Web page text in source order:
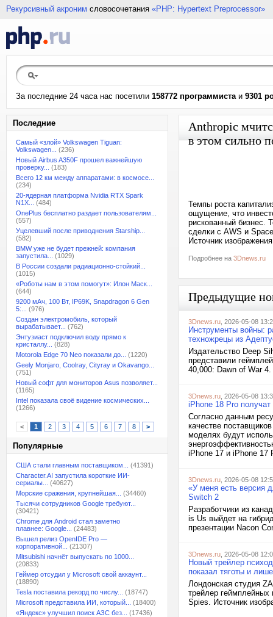
Рекурсивный акроним словосочетания «PHP: Hypertext Preprocessor»
За последние 24 часа нас посетили 158772 программистаи 9301
Последние
Самый «злой» Volkswagen Tiguan:
Volkswagen...
(236)
Новый Airbus A350F прошел важнейшую
проверку...
(183)
Всего 12 км между аппаратами: в космосе...
(234)
20-ядерная платформа Nvidia RTX Spark
N1X...
(484)
OnePlus бесплатно раздает пользователям...
(557)
Уцелевший после приводнения Starship...
(582)
BMW уже не будет прежней: компания
запустила...
(1029)
В России создали радиационно-стойкий...
(1015)
«Роботы нам в этом помогут»: Илон Маск...
(644)
9200 мАч, 100 Вт, IP69K, Snapdragon 6 Gen
5:...
(976)
Создан электромобиль, который
вырабатывает...
(762)
Энтузиаст подключил воду прямо к
кристаллу...
(828)
Motorola Edge 70 Neo показали до...
(1220)
Geely Monjaro, Coolray, Cityray и Okavango...
(751)
Новый софт для мониторов Asus позволяет...
(1165)
Intel показала своё видение космических...
(1266)
< 1 2 3 4 5 6 7 8 >
Популярные
США стали главным поставщиком...
(41391)
Character.AI запустила короткие ИИ-
сериалы...
(40627)
Морские сражения, крупнейшая...
(34460)
Тысячи сотрудников Google требуют...
(30421)
Chrome для Android стал заметно
плавнее: Google...
(24483)
Вышел релиз OpenIDE Pro —
корпоративной...
(21307)
Mitsubishi начнёт выпускать по 1000...
(20833)
Геймер отсудил у Microsoft свой аккаунт...
(18890)
Tesla поставила рекорд по числу...
(18747)
Microsoft представила ИИ, который...
(18400)
«Яндекс» улучшил поиск АЗС без...
(17436)
Anthropic
в этом сильно
Темпы роста
ощущение, что
рискованный бизнес.
сделки с AWS и
Источник
Подробнее на 3Dnews.ru
Предыдущие
3Dnews.ru , 2026-05-08
Инструменты войны:
техножрецы из
Издательство Deep
представили
40,000: Dawn of War
3Dnews.ru , 2026-05-08
iPhone 18 Pro
Согласно данным
качестве
моделях будут
iPhone 17 и iPhone 17
3Dnews.ru , 2026-05-08
«У меня есть версия
Switch 2
Разработчики из
is Us выйдет на
презентации Nacon
3Dnews.ru , 2026-05-08
Новый трейлер
показал тяготы и
Лондонская студия
трейлер геймплейных
Spies. Источник